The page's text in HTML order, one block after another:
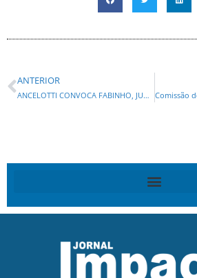
ANTERIOR
ANCELOTTI CONVOCA FABINHO, JUBA E VITOR ROQUE COMO NOVIDADES DA SELEÇÃO BRASILEIRA